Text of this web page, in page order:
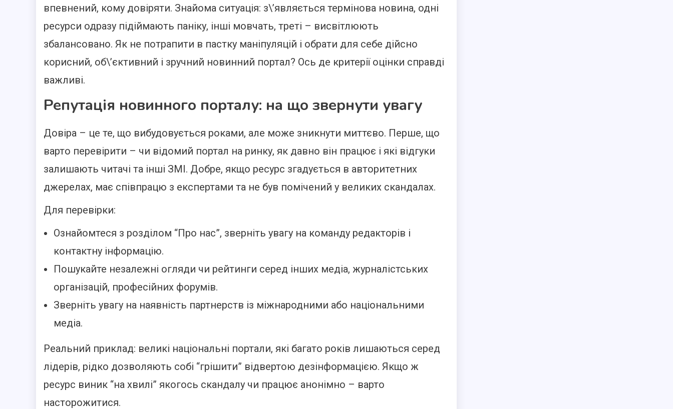
впевнений, кому довіряти. Знайома ситуація: з\’являється термінова новина, одні
ресурси одразу підіймають паніку, інші мовчать, треті – висвітлюють
збалансовано. Як не потрапити в пастку маніпуляцій і обрати для себе дійсно
корисний, об\’єктивний і зручний новинний портал? Ось де критерії оцінки справді
важливі.
Репутація новинного порталу: на що звернути увагу
Довіра – це те, що вибудовується роками, але може зникнути миттєво. Перше, що
варто перевірити – чи відомий портал на ринку, як давно він працює і які відгуки
залишають читачі та інші ЗМІ. Добре, якщо ресурс згадується в авторитетних
джерелах, має співпрацю з експертами та не був помічений у великих скандалах.
Для перевірки:
Ознайомтеся з розділом “Про нас”, зверніть увагу на команду редакторів і
контактну інформацію.
Пошукайте незалежні огляди чи рейтинги серед інших медіа, журналістських
організацій, професійних форумів.
Зверніть увагу на наявність партнерств із міжнародними або національними
медіа.
Реальний приклад: великі національні портали, які багато років лишаються серед
лідерів, рідко дозволяють собі “грішити” відвертою дезінформацією. Якщо ж
ресурс виник “на хвилі” якогось скандалу чи працює анонімно – варто
насторожитися.